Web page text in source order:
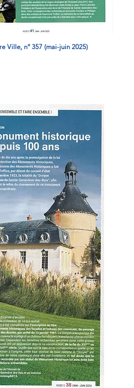
Ville, n° 357 (mai-juin 2025)